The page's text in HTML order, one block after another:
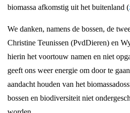
biomassa afkomstig uit het buitenland (
We danken, namens de bossen, de
Christine Teunissen (PvdDieren) en
hierin het voortouw namen en niet
geeft ons weer energie om door te
aandacht houden van het
bossen en biodiversiteit niet